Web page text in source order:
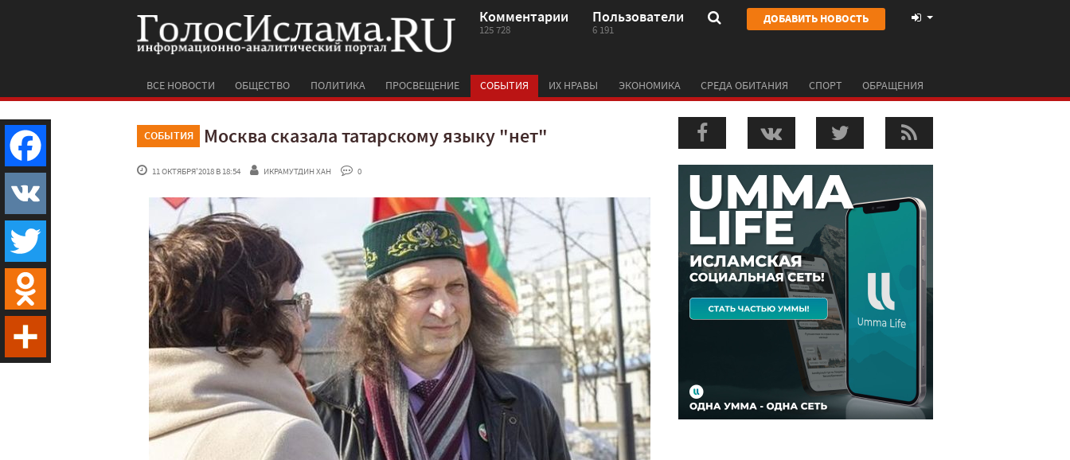
Комментарии
125 728
Пользователи
6 191
ДОБАВИТЬ НОВОСТЬ
ВСЕ НОВОСТИ ОБЩЕСТВО ПОЛИТИКА ПРОСВЕЩЕНИЕ СОБЫТИЯ ИХ НРАВЫ ЭКОНОМИКА СРЕДА ОБИТАНИЯ СПОРТ ОБРАЩЕНИЯ
СОБЫТИЯ Москва сказала татарскому языку "нет"
11 ОКТЯБРЯ'2018 В 18:54 ИКРАМУТДИН ХАН 0
Facebook
VK
Twitter
Odnoklassniki